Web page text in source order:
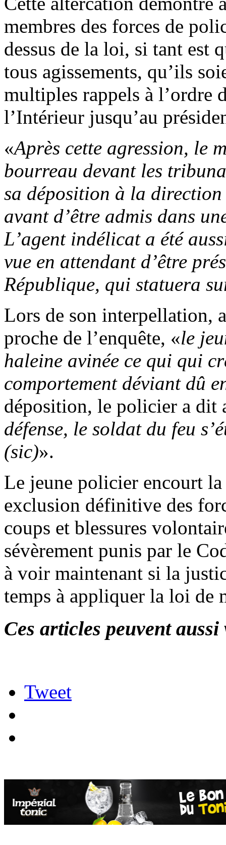
membres des forces de
dessus de la loi, si tant est
tous agissements, qu’ils
multiples rappels à l’ordre
l’Intérieur jusqu’au
«Après cette agression, le
bourreau devant les
sa déposition à la direction
avant d’être admis dans
L’agent indélicat a été
vue en attendant d’être
République, qui statuera
Lors de son interpellation,
proche de l’enquête, «le
haleine avinée ce qui qui
comportement déviant dû
déposition, le policier a dit
défense, le soldat du feu
(sic)».
Le jeune policier encourt
exclusion définitive des
coups et blessures
sévèrement punis par le
à voir maintenant si la
temps à appliquer la loi de
Ces articles peuvent
Tweet